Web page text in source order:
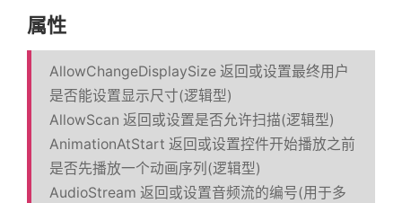
属性
AllowChangeDisplaySize 返回或设置最终用户
是否能设置显示尺寸(逻辑型)
AllowScan 返回或设置是否允许扫描(逻辑型)
AnimationAtStart 返回或设置控件开始播放之前
是否先播放一个动画序列(逻辑型)
AudioStream 返回或设置音频流的编号(用于多